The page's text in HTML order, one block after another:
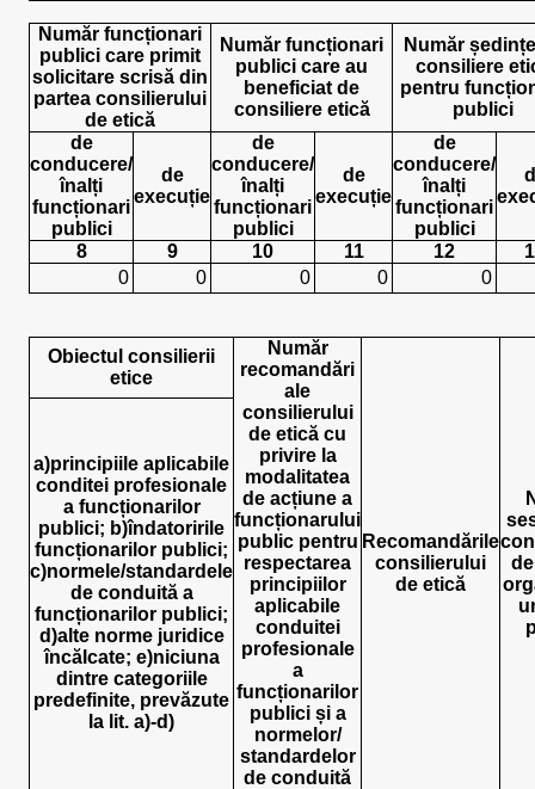
Număr funcționari
publici care primit
solicitare scrisă din
partea consilierului
de etică
Număr funcționari
publici care au
beneficiat de
consiliere etică
Număr
consiliere
pentru
publici
de
conducere/
înalți
funcționari
publici
de
execuție
de
conducere/
înalți
funcționari
publici
de
execuție
de
conducere/
înalți
funcționari
publici
8 9 10 11 12
0
0 0 0 0
Obiectul consilierii
etice
Număr
recomandări
ale
consilierului
de etică cu
privire la
modalitatea
de acțiune a
funcționarului
public pentru
respectarea
principiilor
aplicabile
conduitei
profesionale
a
funcționarilor
publici și a
normelor/
standardelor
de conduită
Recomandările
consilierului
de etică
a)principiile aplicabile
conditei profesionale
a funcționarilor
publici; b)îndatoririle
funcționarilor publici;
c)normele/standardele
de conduită a
funcționarilor publici;
d)alte norme juridice
încălcate; e)niciuna
dintre categoriile
predefinite, prevăzute
la lit. a)-d)